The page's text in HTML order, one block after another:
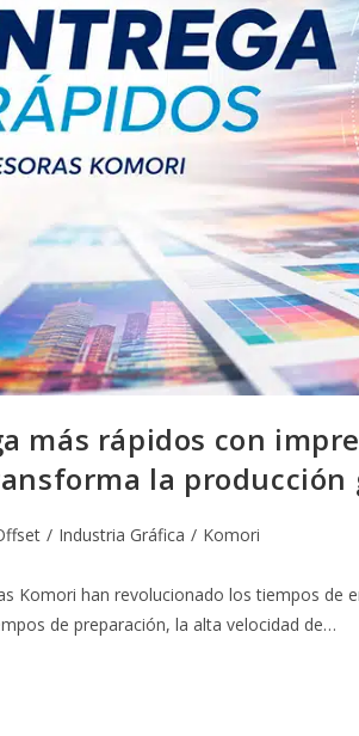
más rápidos con
la producción
/ Industria Gráfica / Komori
Komori han revolucionado los tiempos de
de preparación, la alta velocidad de…